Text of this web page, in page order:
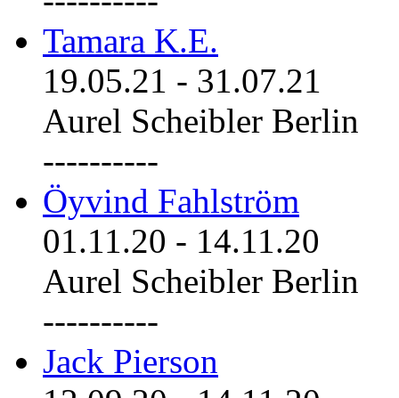
Tamara K.E.
19.05.21 - 31.07.21
Aurel Scheibler Berlin
----------
Öyvind Fahlström
01.11.20 - 14.11.20
Aurel Scheibler Berlin
----------
Jack Pierson